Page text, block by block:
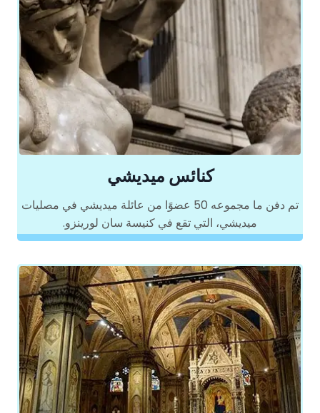
كنائس ميديشي
تم دفن ما مجموعه 50 عضوًا من عائلة ميديشي في مصليات
ميديشي، التي تقع في كنيسة سان لورينزو.